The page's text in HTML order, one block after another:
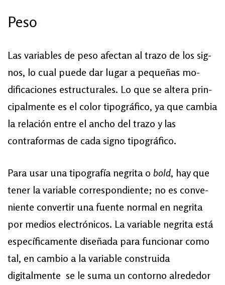
Pe­so
Las va­ria­bles de pe­so afec­tan al tra­zo de los sig­
nos, lo cual pue­de dar lu­gar a pe­que­ñas mo­
dificaciones es­truc­tu­ra­les. Lo que se al­te­ra prin­
ci­pal­men­te es el co­lor ti­po­gráfico, ya que cambia
la relación entre el ancho del trazo y las
contraformas de cada signo tipográfico.
Pa­ra usar una ti­po­gra­fía ne­gri­ta o bold, hay que
te­ner la va­ria­ble co­rres­pon­dien­te; no es con­ve­
nien­te con­ver­tir una fuen­te nor­mal en ne­gri­ta
por me­dios elec­tró­ni­cos. La va­ria­ble ne­gri­ta es­tá
específica­mente di­se­ña­da pa­ra fun­cio­nar co­mo
tal, en cam­bio a la variable construida
digitalmente se le suma un contorno al­re­de­dor